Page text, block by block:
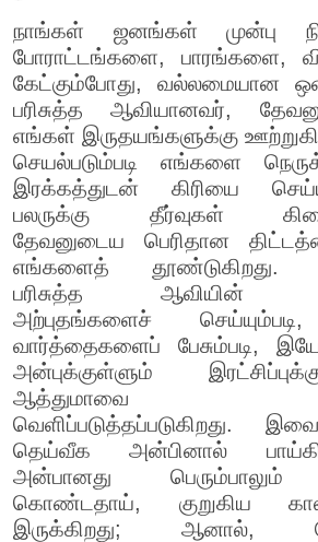
நாங்கள் ஜனங்கள் முன்பு
போராட்டங்களை, பாரங்களை,
கேட்கும்போது, வல்லமையான
பரிசுத்த ஆவியானவர்,
எங்கள் இருதயங்களுக்கு
செயல்படும்படி எங்களை
இரக்கத்துடன் கிரியை
பலருக்கு தீர்வுகள்
தேவனுடைய பெரிதான
எங்களைத் தூண்டுகிறது.
பரிசுத்த ஆவியின்
அற்புதங்களைச்
வார்த்தைகளைப் பேசும்படி,
அன்புக்குள்ளும்
ஆத்துமாவை
வெளிப்படுத்தப்படுகிறது.
தெய்வீக அன்பினால்
அன்பானது பெரும்பாலும்
கொண்டதாய், குறுகிய
இருக்கிறது; ஆனால்,